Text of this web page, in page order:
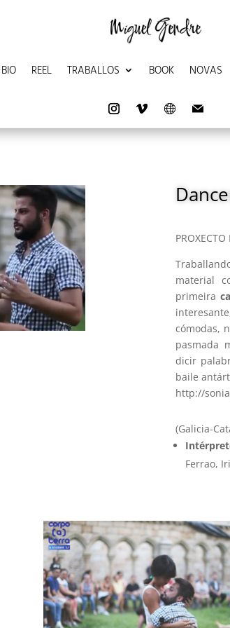
BIO REEL TRABALLOS BOOK NOVAS
material
primeira
cómodas,
pasmada
dicir
baile
http://
(Galicia-
Ferrao,